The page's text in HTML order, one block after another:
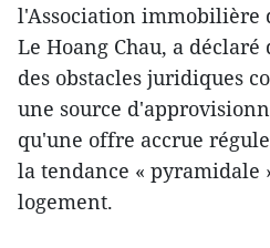
l'Association immobilière
Le Hoang Chau, a déclaré
des obstacles juridiques
une source
qu'une offre accrue
la tendance « pyramidale
logement.